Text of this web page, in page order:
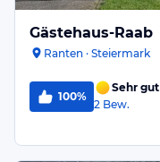
Gästehaus-Raab
Ranten · Steiermark
100%
Sehr gut
2 Bew.